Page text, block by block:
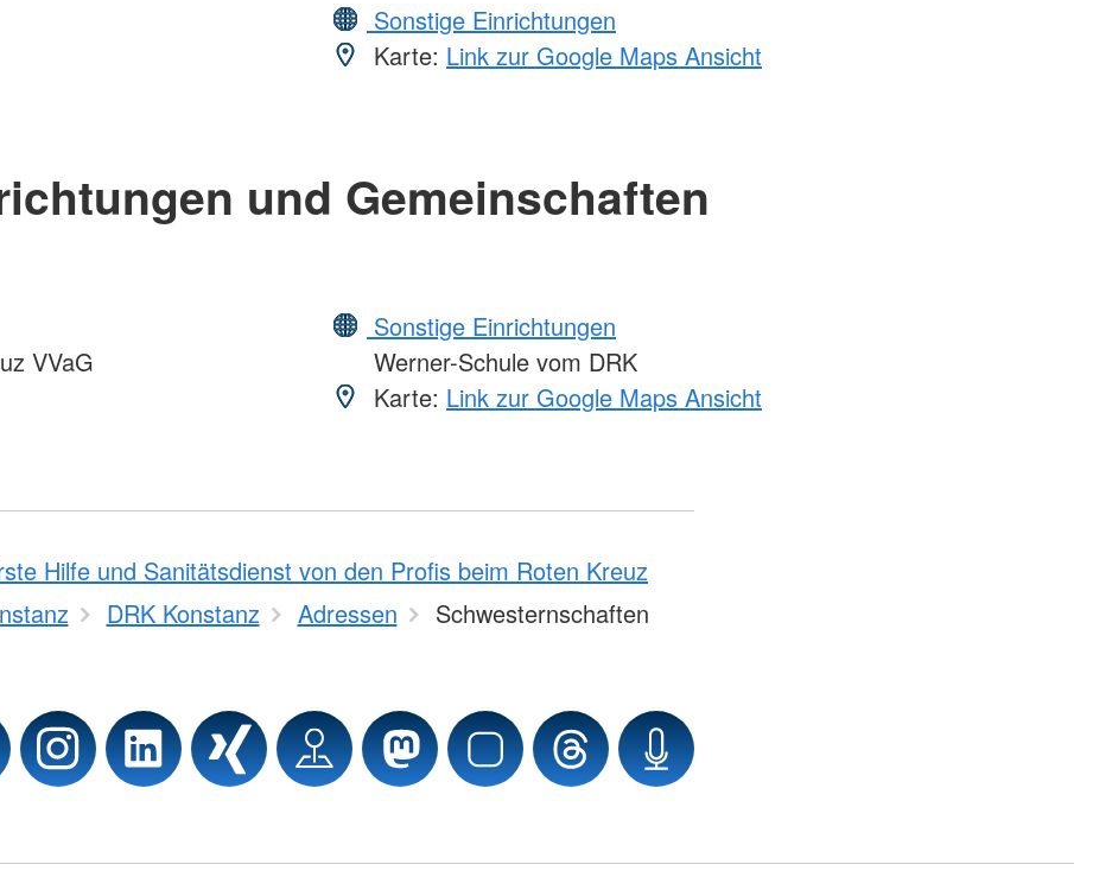
Sonstige Einrichtungen
Karte: Link zur Google Maps Ansicht
und Gemeinschaften
VVaG
Sonstige Einrichtungen
Werner-Schule vom DRK
Karte: Link zur Google Maps Ansicht
Hilfe und Sanitätsdienst von den Profis beim Roten Kreuz
DRK Konstanz Adressen Schwesternschaften